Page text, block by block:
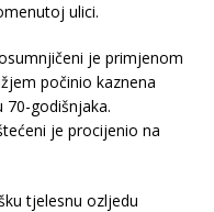
ulici.
je primjenom
počinio kaznena
70-godišnjaka.
je procijenio na
tjelesnu ozljedu